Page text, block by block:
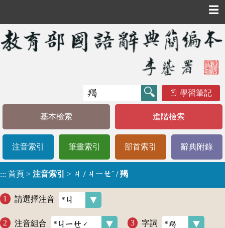
☰
學習筆記
基本檢索 進階檢索
注音索引 筆畫索引 部首索引 辭典附錄
::: 首頁 > 注音索引 > ㄐ / ㄐㄧㄝˊ / 羯
請選擇注音
注音組合 字詞